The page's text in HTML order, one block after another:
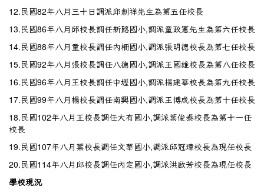
12.民國82年八月三十日調派邱創祥先生為第五任校長
13.民國86年八月邱校長調任新路國小,調派童政憲先生為第六任校長
14.民國88年八月童校長調任內柵國小,調派張明德校長為第七任校長
15.民國92年八月張校長調任八德國小,調派王國雄校長為第八任校長
16.民國96年八月王校長調任中壢國小,調派楊建華校長為第九任校長
17.民國99年八月楊校長調任南興國小,調派王博成校長為第十任校長
18.民國102年八月王校長調任大有國小,調派葉俊泰校長為第十一任
校長
19.民國107年八月葉校長調任文華國小,調派邱冠璋校長為現任校長
20.民國114年八月邱校長調任內定國小,調派洪啟芳校長為現任校長
學校現況